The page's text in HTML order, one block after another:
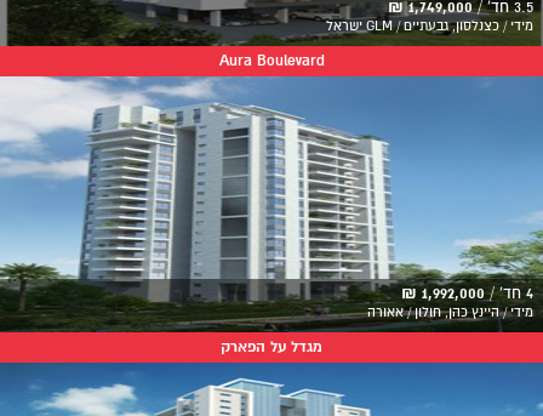
3.5 חד' / 1,749,000 ₪
מידי / כצנלסון, גבעתיים / GLM ישראל
Aura Boulevard
4 חד' / 1,992,000 ₪
מידי / היינץ כהן, חולון / אאורה
מגדל על הפארק